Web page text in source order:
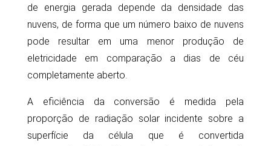
de energiagerada depende da densidade das
nuvens, de forma que um número baixo de nuvens
pode resultar em uma menor produção de
eletricidade em comparação a dias de céu
completamente aberto.
A eficiência da conversão é medida pela
proporção de radiação solarincidente sobre a
superfície da célula que é convertida